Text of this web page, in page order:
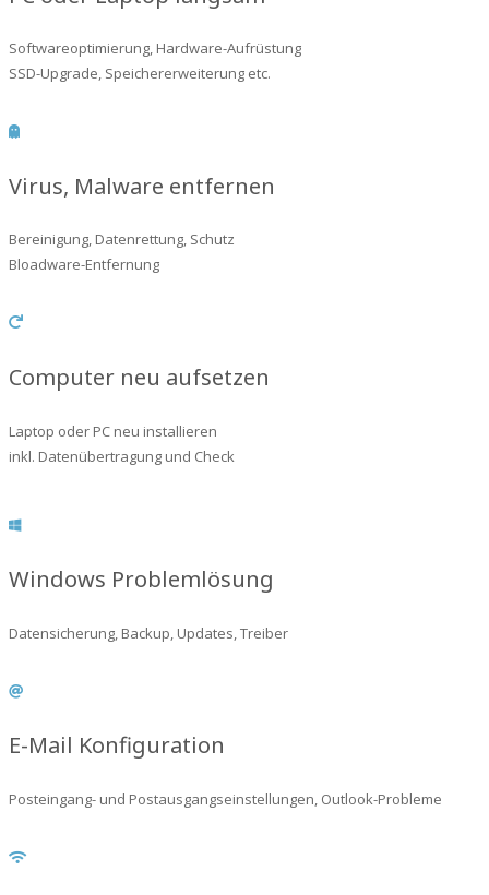
Softwareoptimierung, Hardware-Aufrüstung
SSD-Upgrade, Speichererweiterung etc.
Virus, Malware entfernen
Bereinigung, Datenrettung, Schutz
Bloadware-Entfernung
Computer neu aufsetzen
Laptop oder PC neu installieren
inkl. Datenübertragung und Check
Windows Problemlösung
Datensicherung, Backup, Updates, Treiber
E-Mail Konfiguration
Posteingang- und Postausgangseinstellungen, Outlook-Probleme